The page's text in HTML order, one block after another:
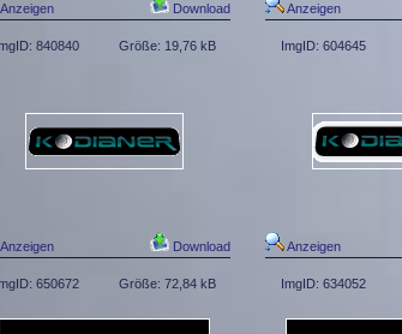
Anzeigen Download Anzeigen
840840 Größe: 19,76 kB
Anzeigen Download
ImgID: 604645
Anzeigen
650672 Größe: 72,84 kB ImgID: 634052